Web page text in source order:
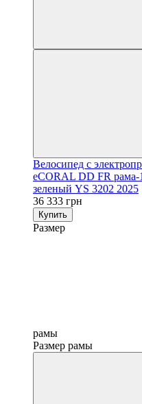
Велосипед с
eCORAL DD FR
зеленый YS 3202 2025
36 333 грн
Купить
Размер
рамы
Размер рамы